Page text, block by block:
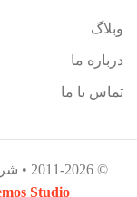
وبلاگ
درباره ما
تماس با ما
©
Studio